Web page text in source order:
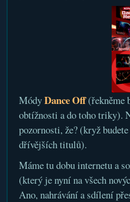
MódyDance Off(řekněme
obtížnosti a do toho triky).
pozornosti, že? (kryž
dřívějších titulů).
Máme tu dobu internetu a
(který je nyní na všech
Ano, nahrávání a sdílení